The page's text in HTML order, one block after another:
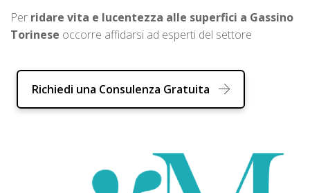
Per ridare vita e lucentezza alle superfici a Gassino
Torinese occorre affidarsi ad esperti del settore
Richiedi una Consulenza Gratuita